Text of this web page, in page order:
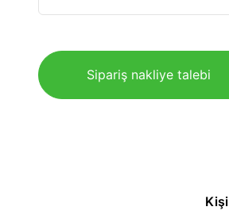
Sipariş nakliye talebi
Kişi